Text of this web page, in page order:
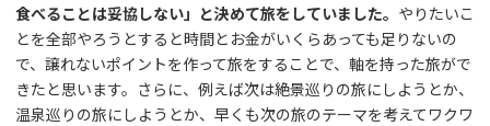
食べることは妥協しない」と決めて旅をしていました。 やりたいこ
とを全部やろうとすると時間とお金がいくらあっても足りないの
で、譲れないポイントを作って旅をすることで、軸を持った旅がで
きたと思います。さらに、例えば次は絶景巡りの旅にしようとか、
温泉巡りの旅にしようとか、早くも次の旅のテーマを考えてワクワ